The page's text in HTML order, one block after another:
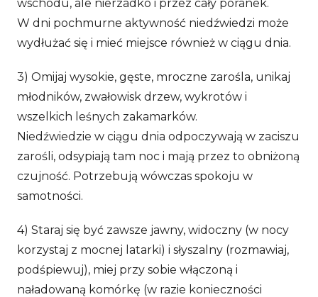
wschodu, ale nierzadko i przez cały poranek.
W dni pochmurne aktywność niedźwiedzi może
wydłużać się i mieć miejsce również w ciągu dnia.
3) Omijaj wysokie, gęste, mroczne zarośla, unikaj
młodników, zwałowisk drzew, wykrotów i
wszelkich leśnych zakamarków.
Niedźwiedzie w ciągu dnia odpoczywają w zaciszu
zarośli, odsypiają tam noc i mają przez to obniżoną
czujność. Potrzebują wówczas spokoju w
samotności.
4) Staraj się być zawsze jawny, widoczny (w nocy
korzystaj z mocnej latarki) i słyszalny (rozmawiaj,
podśpiewuj), miej przy sobie włączoną i
naładowaną komórkę (w razie konieczności